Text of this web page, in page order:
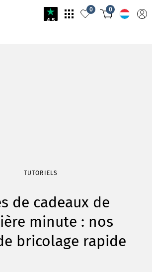
4.5
0 0
TUTORIELS
de cadeaux de
minute : nos
bricolage rapide